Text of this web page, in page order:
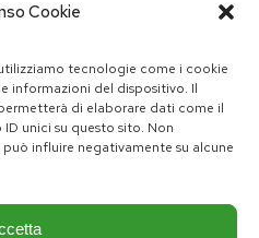
Cookie
tecnologie come i cookie
informazioni del dispositivo. Il
di elaborare dati come il
unici su questo sito. Non
influire negativamente su alcune
Politica sui cookie
Youtube Gruppo PD Lombardia